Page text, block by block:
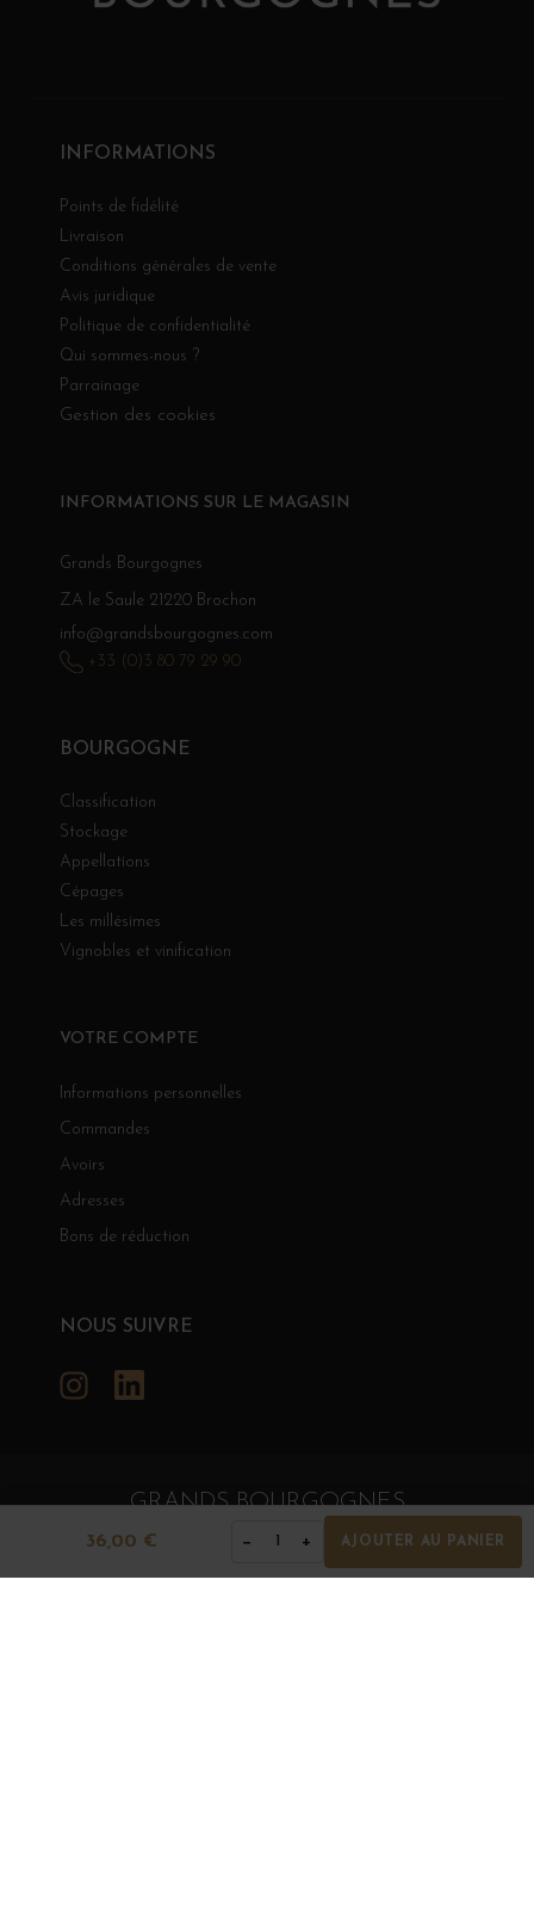
36,00 € − 1 + AJOUTER AU PANIER
INFORMATIONS
Points de fidélité
Livraison
Conditions générales de vente
Avis juridique
Politique de confidentialité
Qui sommes-nous ?
Parrainage
Gestion des cookies
BOURGOGNE
Classification
Stockage
Appellations
Cépages
Les millésimes
Vignobles et vinification
VOTRE COMPTE
Informations personnelles
Commandes
Avoirs
Adresses
Bons de réduction
INFORMATIONS SUR LE MAGASIN
Grands Bourgognes
ZA le Saule 21220 Brochon
info@grandsbourgognes.com
+33 (0)3 80 79 29 90
NOUS SUIVRE
Instagram
GRANDS BOURGOGNES
© Grands Bourgognes 2026
- tous droits réservés -
Agence BWA